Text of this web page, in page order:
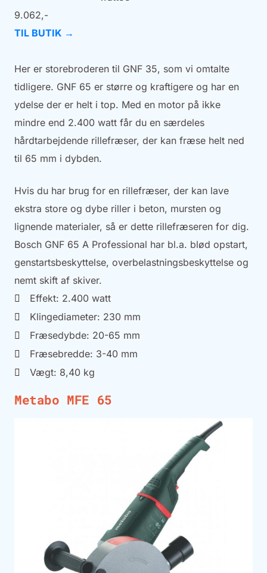
9.062,-
TIL BUTIK →
Her er storebroderen til GNF 35, som vi omtalte
tidligere. GNF 65 er større og kraftigere og har en
ydelse der er helt i top. Med en motor på ikke
mindre end 2.400 watt får du en særdeles
hårdtarbejdende rillefræser, der kan fræse helt ned
til 65 mm i dybden.
Hvis du har brug for en rillefræser, der kan lave
ekstra store og dybe riller i beton, mursten og
lignende materialer, så er dette rillefræseren for dig.
Bosch GNF 65 A Professional har bl.a. blød opstart,
genstartsbeskyttelse, overbelastningsbeskyttelse og
nemt skift af skiver.
Effekt: 2.400 watt
Klingediameter: 230 mm
Fræsedybde: 20-65 mm
Fræsebredde: 3-40 mm
Vægt: 8,40 kg
Metabo MFE 65